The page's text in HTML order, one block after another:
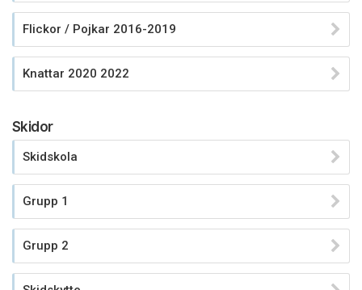
Flickor / Pojkar 2016-2019
Knattar 2020 2022
Skidor
Skidskola
Grupp 1
Grupp 2